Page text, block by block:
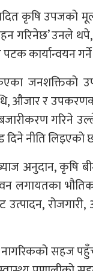
कृषि उपजको
गरिनेछ’ उनले
कार्यान्वयन गर्ने
जनशक्तिको
औजार र
गरिने
नीति लिइएको
अनुदान, कृषि
लगायतका
सहज